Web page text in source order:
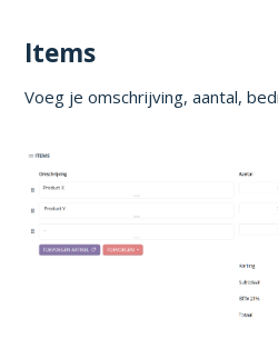
Items
Voeg je omschrijving, aantal,